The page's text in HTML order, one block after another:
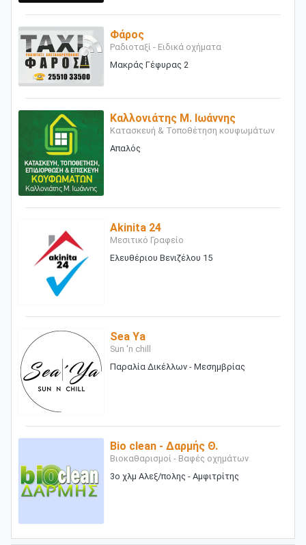
Φάρος
Ραδιοταξί - Ειδικά οχήματα
Μακράς Γέφυρας 2
Καλλονιάτης Μ. Ιωάννης
Κατασκευή & Τοποθέτηση κουφωμάτων
Απαλός
Akinita 24
Μεσιτικό Γραφείο
Ελευθέριου Βενιζέλου 15
Sea Ya
Sun 'n chill
Παραλία Δικέλλων - Μεσημβρίας
Bio clean - Δαρμής Θ.
Βιοκαθαρισμοί - Βαφές οχημάτων
3ο χλμ Αλεξ/πολης - Αμφιτρίτης